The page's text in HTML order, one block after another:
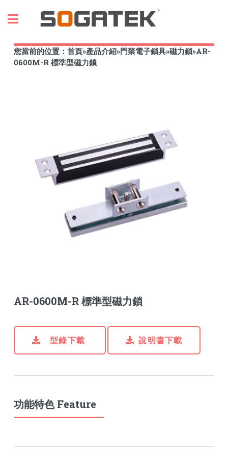
您當前的位置： 首頁»產品介紹»門禁電子鎖具»磁力鎖»AR-
0600M-R 標準型磁力鎖
AR-0600M-R 標準型磁力鎖
型錄下載 說明書下載
功能特色 Feature
Toggle